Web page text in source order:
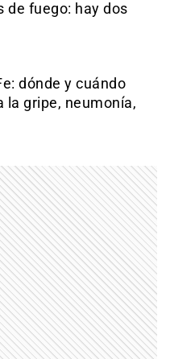
de fuego: hay dos
dónde y cuándo
la gripe, neumonía,